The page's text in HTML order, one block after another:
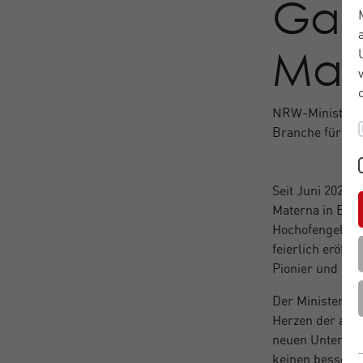
NRW-
Branche für
Seit Juni 2024
Materna in
feierlich
Pionier und
Der
Herzen der
neuen
keinen